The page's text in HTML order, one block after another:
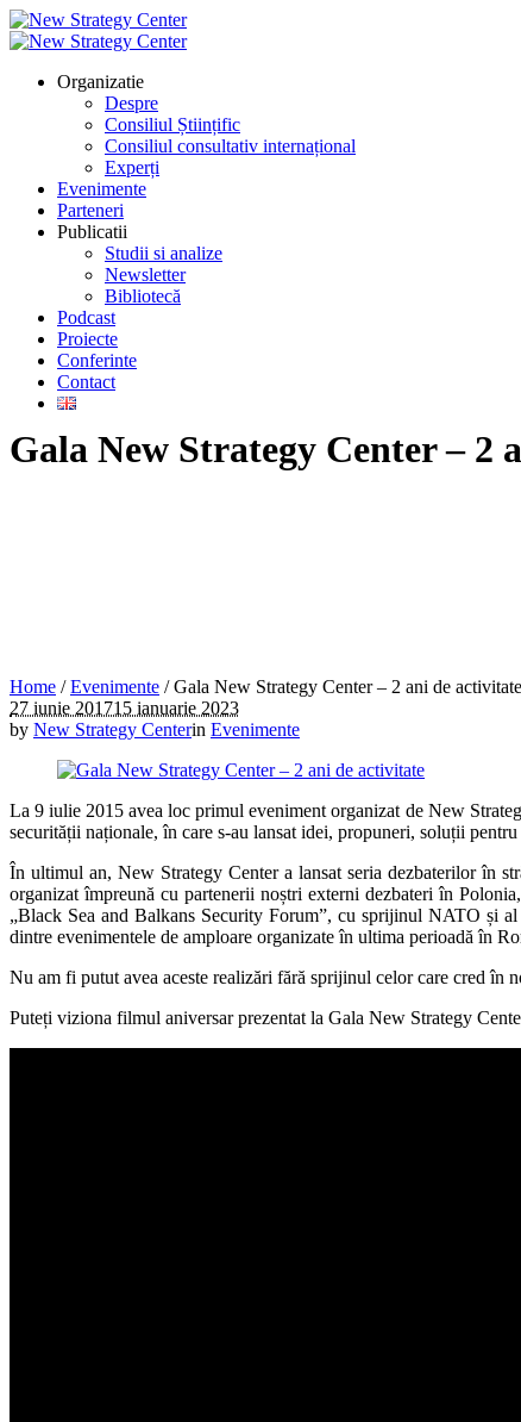
Organizatie
Despre
Consiliul Științific
Consiliul consultativ internațional
Experți
Evenimente
Parteneri
Publicatii
Studii si analize
Newsletter
Bibliotecă
Podcast
Proiecte
Conferinte
Contact
Gala New Strategy Center – 2
Home /Evenimente /Gala New Strategy Center – 2 ani de activitate
27 iunie 201715 ianuarie 2023
by New Strategy Centerin Evenimente
La 9 iulie 2015 avea loc primul eveniment organizat de New
securității naționale, în care s-au lansat idei, propuneri, soluții
În ultimul an, New Strategy Center a lansat seria dezbaterilor în
organizat împreună cu partenerii noștri externi dezbateri în
„Black Sea and Balkans Security Forum”, cu sprijinul NATO și
dintre evenimentele de amploare organizate în ultima perioadă în
Nu am fi putut avea aceste realizări fără sprijinul celor care cred în
Puteți viziona filmul aniversar prezentat la Gala New Strategy